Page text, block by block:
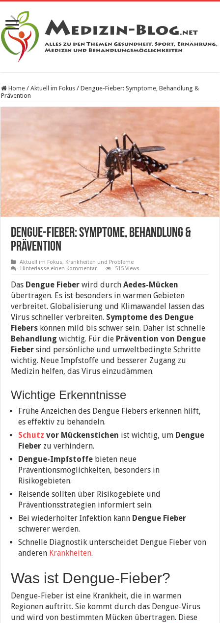
Home / Aktuell im Fokus / Dengue-Fieber: Symptome, Behandlung &
Prävention
Dengue-Fieber: Symptome, Behandlung &
Prävention
Aktuell im Fokus, Krankheiten und Probleme
Hinterlasse einen Kommentar
515 Views
Das Dengue Fieber wird durchAedes-Mücken
übertragen. Es ist besonders in warmen Gebieten
verbreitet. Globalisierung und Klimawandel lassen das
Virus schneller verbreiten. Symptome des Dengue
Fiebers können mild bis schwer sein. Daher ist schnelle
Behandlung wichtig. Für die Prävention von Dengue
Fieber sind persönliche und umweltbedingte Schritte
wichtig. Neue Impfstoffe und besserer Zugang zu
Medizin helfen, das Virus einzudämmen.
Wichtige Erkenntnisse
Frühe Anzeichen des Dengue Fiebers erkennen hilft,
es effektiv zu behandeln.
Schutz vor Mückenstichen ist wichtig, um Dengue
Fieber zu verhindern.
Dengue-Impfstoffe bieten neue
Präventionsmöglichkeiten, besonders in
Risikogebieten.
Reisende sollten über Risikogebiete und
Präventionsstrategien informiert sein.
Bei wiederholter Infektion kann Dengue Fieber
schwerer werden.
Schnelle Diagnostik unterscheidet Dengue Fieber von
anderen Krankheiten.
Was ist Dengue-Fieber?
Dengue-Fieber ist eine Krankheit, die in warmen
Regionen auftritt. Sie kommt durch das Dengue-Virus
und wird von bestimmten Mücken übertragen. Diese